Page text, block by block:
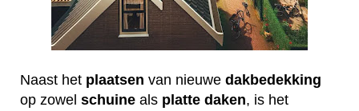
Naast het plaatsen van nieuwe dakbedekking
op zowel schuine als platte daken, is het